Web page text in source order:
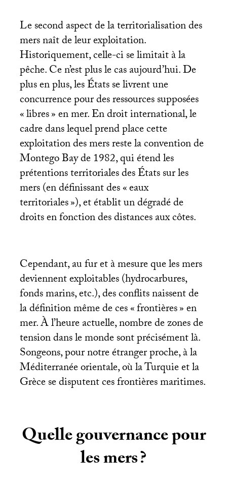
Le second aspect de la territorialisation des
mers naît de leur exploitation.
Historiquement, celle-ci se limitait à la
pêche. Ce n’est plus le cas aujourd’hui. De
plus en plus, les États se livrent une
concurrence pour des ressources supposées
«libres» en mer. En droit international, le
cadre dans lequel prend place cette
exploitation des mers reste la convention de
Montego Bay de 1982, qui étend les
prétentions territoriales des États sur les
mers (en définissant des «eaux
territoriales»), et établit un dégradé de
droits en fonction des distances aux côtes.
Cependant, au fur et à mesure que les mers
deviennent exploitables (hydrocarbures,
fonds marins, etc.), des conflits naissent de
la définition même de ces «frontières» en
mer. À l’heure actuelle, nombre de zones de
tension dans le monde sont précisément là.
Songeons, pour notre étranger proche, à la
Méditerranée orientale, où la Turquie et la
Grèce se disputent ces frontières maritimes.
Quelle gouvernance pour
les mers?